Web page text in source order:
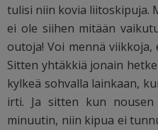
tulisi niin kovia liitoskipuja.
ei ole siihen mitään
outoja! Voi mennä
Sitten yhtäkkiä jonain
kylkeä sohvalla lainkaan,
irti. Ja sitten kun
minuutin, niin kipua ei